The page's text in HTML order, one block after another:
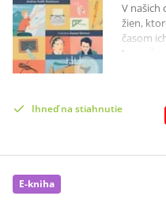
V našich
žien,
časom
oblastí
všetky
Ihneď na stiahnutie
E-kniha